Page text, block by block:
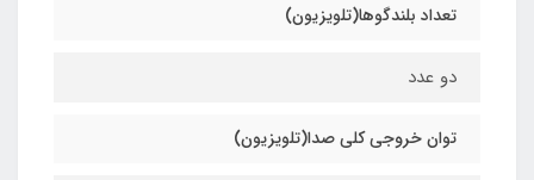
تعداد بلندگوها(تلویزیون)
دو عدد
توان خروجی کلی صدا(تلویزیون)